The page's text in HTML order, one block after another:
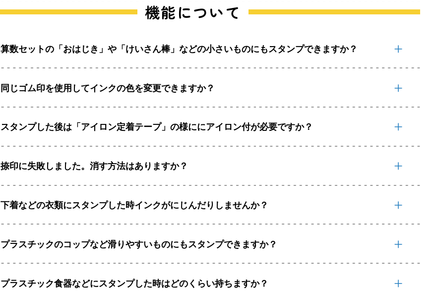
機能について
算数セットの「おはじき」や「けいさん棒」などの小さいものにもスタンプできますか？
同じゴム印を使用してインクの色を変更できますか？
スタンプした後は「アイロン定着テープ」の様ににアイロン付が必要ですか？
捺印に失敗しました。消す方法はありますか？
下着などの衣類にスタンプした時インクがにじんだりしませんか？
プラスチックのコップなど滑りやすいものにもスタンプできますか？
プラスチック食器などにスタンプした時はどのくらい持ちますか？